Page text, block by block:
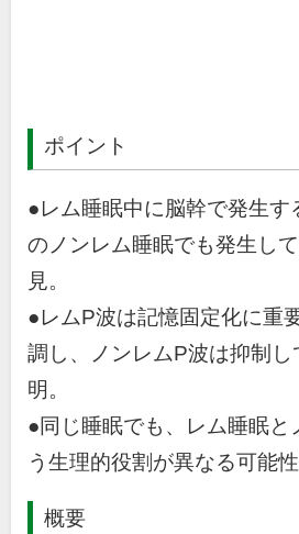
ポイント
●レム睡眠中に脳幹で発生す
のノンレム睡眠でも発生し
見。
●レムP波は記憶固定化に重
調し、ノンレムP波は抑制
明。
●同じ睡眠でも、レム睡眠と
う生理的役割が異なる可能性
概要